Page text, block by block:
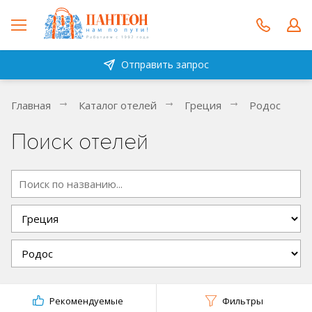
Отправить запрос
Главная Каталог отелей Греция Родос
Поиск отелей
Рекомендуемые Фильтры